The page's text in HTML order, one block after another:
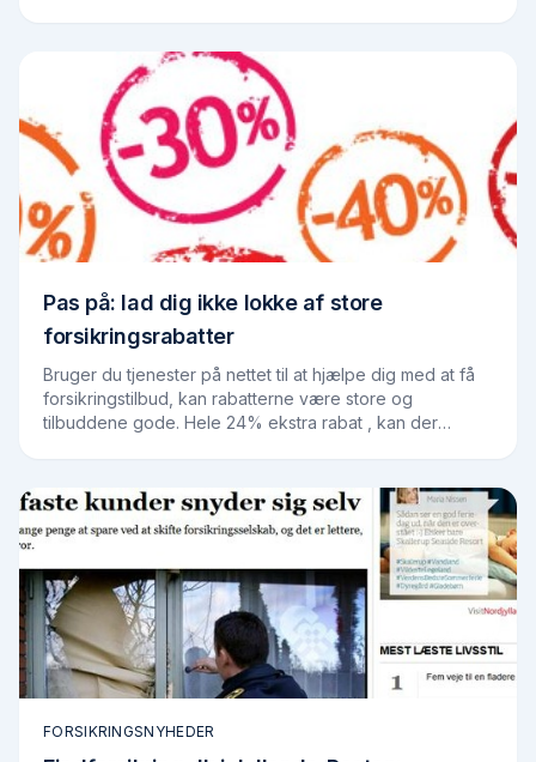
Pas på: lad dig ikke lokke af store
forsikringsrabatter
Bruger du tjenester på nettet til at hjælpe dig med at få
forsikringstilbud, kan rabatterne være store og
tilbuddene gode. Hele 24% ekstra rabat , kan der
FORSIKRINGSNYHEDER